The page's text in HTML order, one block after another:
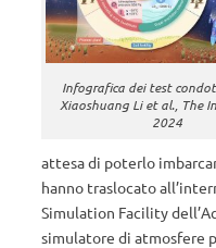
Infografica dei test
Xiaoshuang Li et al., The
2024
attesa di poterlo
hanno traslocato
Simulation Facility
simulatore di atmosfere